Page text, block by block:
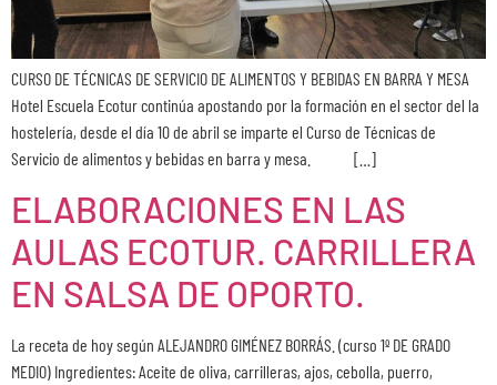
CURSO DE TÉCNICAS DE SERVICIO DE ALIMENTOS Y BEBIDAS EN BARRA Y MESA
Hotel Escuela Ecotur continúa apostando por la formación en el sector del la
hostelería, desde el día 10 de abril se imparte el Curso de Técnicas de
Servicio de alimentos y bebidas en barra y mesa. […]
ELABORACIONES EN LAS
AULAS ECOTUR. CARRILLERA
EN SALSA DE OPORTO.
La receta de hoy según ALEJANDRO GIMÉNEZ BORRÁS. (curso 1º DE GRADO
MEDIO) Ingredientes: Aceite de oliva, carrilleras, ajos, cebolla, puerro,